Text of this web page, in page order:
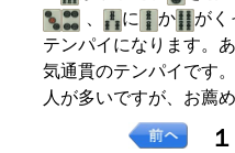
、
に か
がく
テンパイになります。あ
気通貫のテンパイです
人が多いですが、お薦